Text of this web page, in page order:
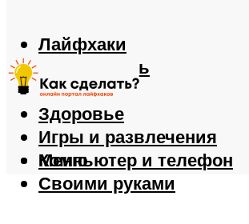
Лайфхаки
Автомобиль
Еда
Здоровье
Игры и развлечения
Компьютер и телефон
Своими руками
Меню